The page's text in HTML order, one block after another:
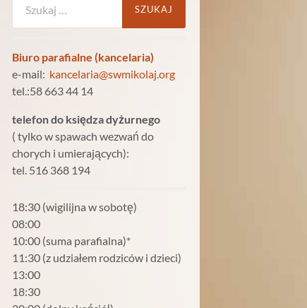
Biuro parafialne (kancelaria)
e-mail: kancelaria@swmikolaj.org
tel.:58 663 44 14
telefon do księdza dyżurnego
( tylko w spawach wezwań do
chorych i umierających):
tel. 516 368 194
18:30 (wigilijna w sobotę)
08:00
10:00 (suma parafialna)*
11:30 (z udziałem rodziców i dzieci)
13:00
18:30